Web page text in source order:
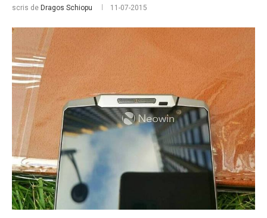
scris de Dragos Schiopu 11-07-2015